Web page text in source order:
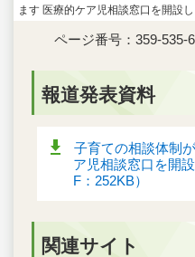
ます 医療的ケア児相談窓口を開設
ページ番号：359-535-
報道発表資料
子育ての相談体制
ア児相談窓口を開
F：252KB）
関連サイト